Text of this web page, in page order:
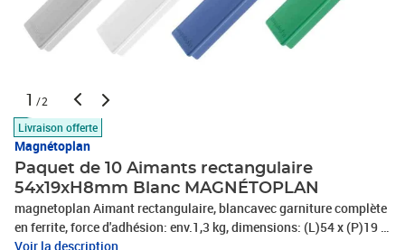
1 /2
Livraison offerte
Magnétoplan
Paquet de 10 Aimants rectangulaire
54x19xH8mm Blanc MAGNÉTOPLAN
magnetoplan Aimant rectangulaire, blancavec garniture complète
en ferrite, force d'adhésion: env.1,3 kg, dimensions: (L)54 x (P)19 x
(H)8 mmcontenu: 10 pièces-1665100
Voir la description